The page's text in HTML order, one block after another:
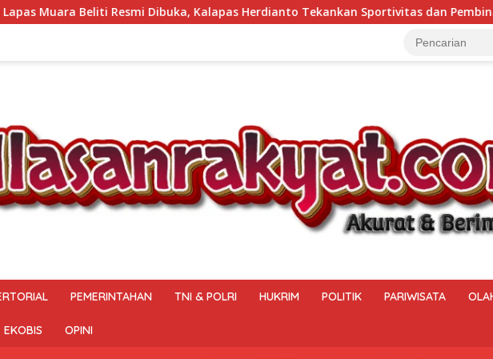
Herdianto Tekankan Sportivitas dan Pembinaan Warga Binaan. Bukan
PEMERINTAHAN TNI & POLRI HUKRIM POLITIK PARIWISATA
EKOBIS OPINI